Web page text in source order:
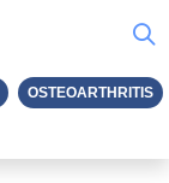
OSTEOARTHRITIS